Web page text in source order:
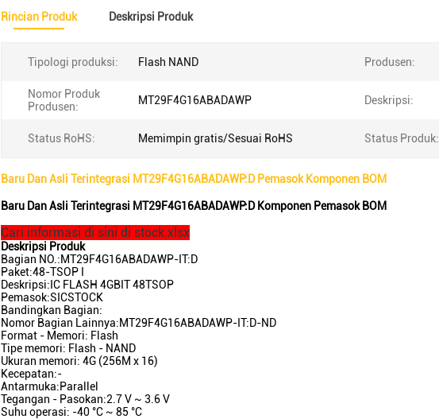
Rincian Produk Deskripsi Produk
Tipologi produksi: Flash NAND Produsen:
Nomor Produk
Produsen:
MT29F4G16ABADAWP Deskripsi:
Status RoHS: Memimpin gratis/Sesuai RoHS Status Produk:
Baru Dan Asli Terintegrasi MT29F4G16ABADAWP:D Pemasok Komponen BOM
Baru Dan Asli Terintegrasi MT29F4G16ABADAWP:D Komponen Pemasok BOM
Cari informasi di sini di stock.xlsx
Deskripsi Produk
Bagian NO.:MT29F4G16ABADAWP-IT:D
Paket:48-TSOP I
Deskripsi:IC FLASH 4GBIT 48TSOP
Pemasok:SICSTOCK
Bandingkan Bagian:
Nomor Bagian Lainnya:MT29F4G16ABADAWP-IT:D-ND
Format - Memori: Flash
Tipe memori: Flash - NAND
Ukuran memori: 4G (256M x 16)
Kecepatan:-
Antarmuka:Parallel
Tegangan - Pasokan:2.7 V ~ 3.6 V
Suhu operasi: -40 °C ~ 85 °C